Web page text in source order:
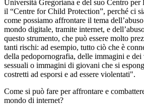
Università Gregoriana e del suo Centro
il “Centre for Child Protection”, perché ci
come possiamo affrontare il tema
mondo digitale, tramite internet, e
questo strumento, che può essere molto
tanti rischi: ad esempio, tutto ciò che è
della pedopornografia, delle immagini e dei
sessuali o immagini di giovani che si
costretti ad esporsi e ad essere violentati".
Come si può fare per affrontare e
mondo di internet?